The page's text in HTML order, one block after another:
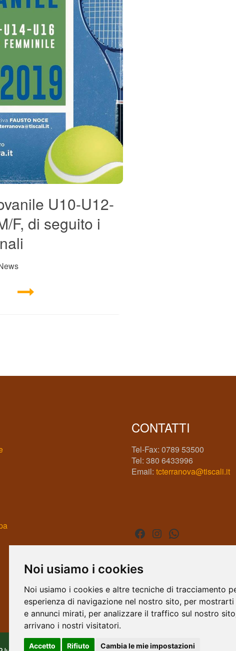
Noi usiamo i cookies
Noi usiamo i cookies e altre tecniche di tracciamento
esperienza di navigazione nel nostro sito, per
e annunci mirati, per analizzare il traffico sul nostro
arrivano i nostri visitatori.
Accetto Rifiuto Cambia le mie impostazioni
U10-U12-
F, di seguito i
CONTATTI
Tel-Fax: 0789 53500
Tel: 380 6433996
Email: tcterranova@tiscali.it
Facebook
Instagram